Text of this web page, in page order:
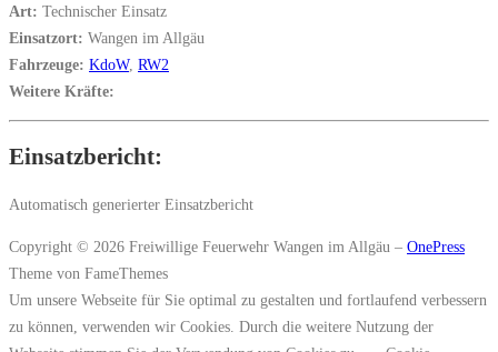
Art: Technischer Einsatz
Einsatzort: Wangen im Allgäu
Fahrzeuge: KdoW, RW2
Weitere Kräfte:
Einsatzbericht:
Automatisch generierter Einsatzbericht
Copyright © 2026 Freiwillige Feuerwehr Wangen im Allgäu – OnePress
Theme von FameThemes
Um unsere Webseite für Sie optimal zu gestalten und fortlaufend verbessern
zu können, verwenden wir Cookies. Durch die weitere Nutzung der